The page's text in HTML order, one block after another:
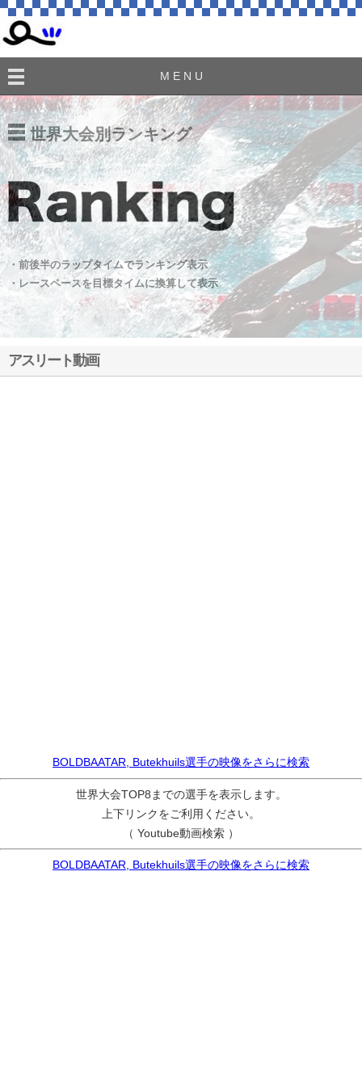
M E N U
世界大会別ランキング
・前後半のラップタイムでランキング表示
・レースペースを目標タイムに換算して表示
アスリート動画
BOLDBAATAR, Butekhuils選手の映像をさらに検索
世界大会TOP8までの選手を表示します。
上下リンクをご利用ください。
（ Youtube動画検索 ）
BOLDBAATAR, Butekhuils選手の映像をさらに検索